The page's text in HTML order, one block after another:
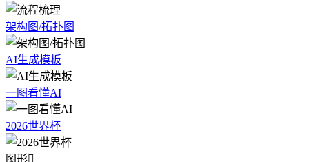
架构图/拓扑图
AI生成模板
一图看懂AI
2026世界杯
图形